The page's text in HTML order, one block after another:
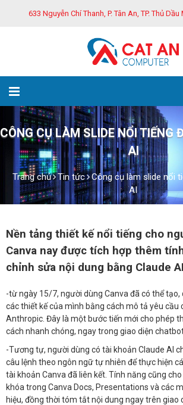
633 Nguyễn Chí Thanh, P. Tân An, TP. Thủ
CÔNG CỤ LÀM SLIDE NỔI TIẾNG
AI
Trang chủ Tin tức
Công cụ làm slide nổi
AI
Nền tảng thiết kế nổi tiếng cho
Canva nay được tích hợp thêm
chỉnh sửa nội dung bằng Claude
-từ ngày 15/7, người dùng Canva đã có thể tạo,
các thiết kế của mình bằng cách mô tả yêu cầu
Anthropic. Đây là một bước tiến mới cho phép
cách nhanh chóng, ngay trong giao diện
-Tương tự, người dùng có tài khoản Claude AI
câu lệnh theo ngôn ngữ tự nhiên để thực hiện
tài khoản Canva đã liên kết. Tính năng cũng
khóa trong Canva Docs, Presentations và các
hiệu, đồng thời tóm tắt nội dung ngay trên giao